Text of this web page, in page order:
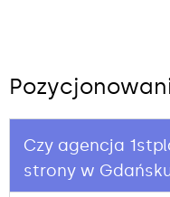
Czy agencja
strony w